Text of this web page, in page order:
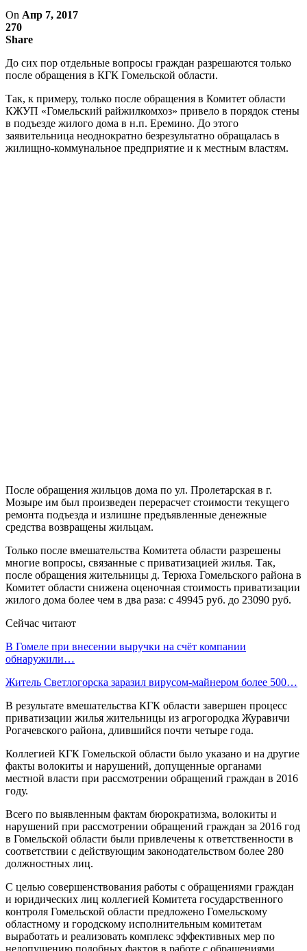
On Апр 7, 2017
270
Share
До сих пор отдельные вопросы граждан разрешаются только
после обращения в КГК Гомельской области.
Так, к примеру, только после обращения в Комитет области
КЖУП «Гомельский райжилкомхоз» привело в порядок стены
в подъезде жилого дома в н.п. Еремино. До этого
заявительница неоднократно безрезультатно обращалась в
жилищно-коммунальное предприятие и к местным властям.
После обращения жильцов дома по ул. Пролетарская в г.
Мозыре им был произведен перерасчет стоимости текущего
ремонта подъезда и излишне предъявленные денежные
средства возвращены жильцам.
Только после вмешательства Комитета области разрешены
многие вопросы, связанные с приватизацией жилья. Так,
после обращения жительницы д. Терюха Гомельского района в
Комитет области снижена оценочная стоимость приватизации
жилого дома более чем в два раза: с 49945 руб. до 23090 руб.
Сейчас читают
В Гомеле при внесении выручки на счёт компании
обнаружили…
Житель Светлогорска заразил вирусом-майнером более 500…
В результате вмешательства КГК области завершен процесс
приватизации жилья жительницы из агрогородка Журавичи
Рогачевского района, длившийся почти четыре года.
Коллегией КГК Гомельской области было указано и на другие
факты волокиты и нарушений, допущенные органами
местной власти при рассмотрении обращений граждан в 2016
году.
Всего по выявленным фактам бюрократизма, волокиты и
нарушений при рассмотрении обращений граждан за 2016 год
в Гомельской области были привлечены к ответственности в
соответствии с действующим законодательством более 280
должностных лиц.
С целью совершенствования работы с обращениями граждан
и юридических лиц коллегией Комитета государственного
контроля Гомельской области предложено Гомельскому
областному и городскому исполнительным комитетам
выработать и реализовать комплекс эффективных мер по
недопущению подобных фактов в работе с обращениями